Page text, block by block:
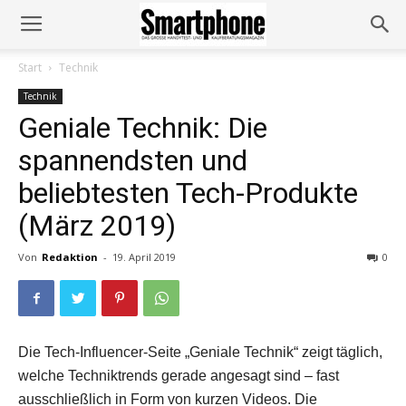
Start Technik
Technik
Geniale Technik: Die
spannendsten und
beliebtesten Tech-Produkte
(März 2019)
Von Redaktion - 19. April 2019 0
Die Tech-Influencer-Seite „Geniale Technik“ zeigt täglich,
welche Techniktrends gerade angesagt sind – fast
ausschließlich in Form von kurzen Videos. Die